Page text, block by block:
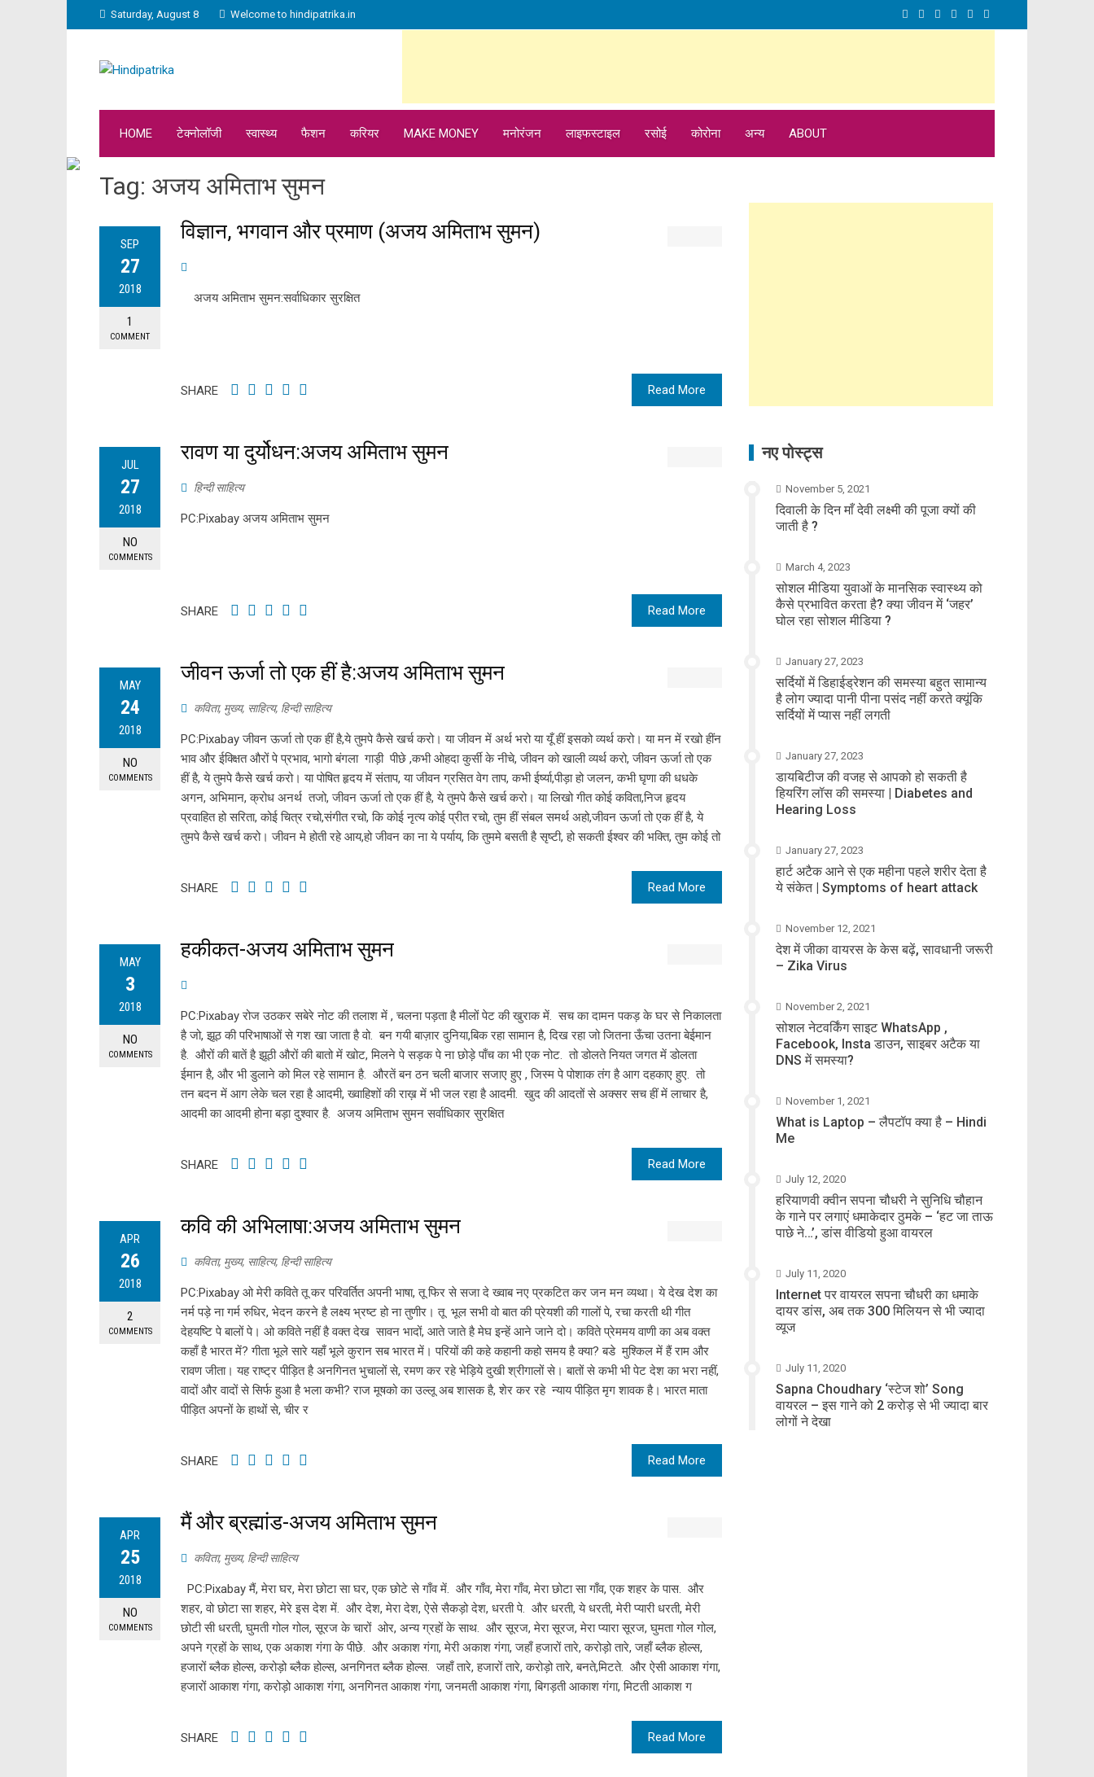
Saturday, August 8 Welcome to hindipatrika.in
HOME टेक्नोलॉजी स्वास्थ्य फैशन करियर MAKE MONEY मनोरंजन लाइफस्टाइल रसोई कोरोना अन्य ABOUT
Tag: अजय अमिताभ सुमन
SEP
27
2018
1
COMMENT
विज्ञान, भगवान और प्रमाण (अजय अमिताभ सुमन)
अजय अमिताभ सुमन:सर्वाधिकार सुरक्षित
Read More
SHARE
JUL
27
2018
NO
COMMENTS
रावण या दुर्योधन:अजय अमिताभ सुमन
हिन्दी साहित्य
PC:Pixabay अजय अमिताभ सुमन
Read More
SHARE
MAY
24
2018
NO
COMMENTS
जीवन ऊर्जा तो एक हीं है:अजय अमिताभ सुमन
कविता, मुख्य, साहित्य, हिन्दी साहित्य
PC:Pixabay जीवन ऊर्जा तो एक हीं है,ये तुमपे कैसे खर्च करो। या जीवन में अर्थ भरो या यूँ हीं इसको व्यर्थ करो। या मन में रखो हींन
भाव और ईक्क्षित औरों पे प्रभाव, भागो बंगला गाड़ी पीछे ,कभी ओहदा कुर्सी के नीचे, जीवन को खाली व्यर्थ करो, जीवन ऊर्जा तो एक
हीं है, ये तुमपे कैसे खर्च करो। या पोषित हृदय में संताप, या जीवन ग्रसित वेग ताप, कभी ईर्ष्या,पीड़ा हो जलन, कभी घृणा की धधके
अगन, अभिमान, क्रोध अनर्थ तजो, जीवन ऊर्जा तो एक हीं है, ये तुमपे कैसे खर्च करो। या लिखो गीत कोई कविता,निज हृदय
प्रवाहित हो सरिता, कोई चित्र रचो,संगीत रचो, कि कोई नृत्य कोई प्रीत रचो, तुम हीं संबल समर्थ अहो,जीवन ऊर्जा तो एक हीं है, ये
तुमपे कैसे खर्च करो। जीवन मे होती रहे आय,हो जीवन का ना ये पर्याय, कि तुममे बसती है सृष्टी, हो सकती ईश्वर की भक्ति, तुम कोई तो
Read More
SHARE
MAY
3
2018
NO
COMMENTS
हकीकत-अजय अमिताभ सुमन
PC:Pixabay रोज उठकर सबेरे नोट की तलाश में , चलना पड़ता है मीलों पेट की खुराक में. सच का दामन पकड़ के घर से निकालता
है जो, झूठ की परिभाषाओं से गश खा जाता है वो. बन गयी बाज़ार दुनिया,बिक रहा सामान है, दिख रहा जो जितना ऊँचा उतना बेईमान
है. औरों की बातें है झूठी औरों की बातो में खोट, मिलने पे सड़क पे ना छोड़े पाँच का भी एक नोट. तो डोलते नियत जगत में डोलता
ईमान है, और भी डुलाने को मिल रहे सामान है. औरतें बन ठन चली बाजार सजाए हुए , जिस्म पे पोशाक तंग है आग दहकाए हुए. तो
तन बदन में आग लेके चल रहा है आदमी, ख्वाहिशों की राख़ में भी जल रहा है आदमी. खुद की आदतों से अक्सर सच हीं में लाचार है,
आदमी का आदमी होना बड़ा दुश्वार है. अजय अमिताभ सुमन सर्वाधिकार सुरक्षित
Read More
SHARE
APR
26
2018
2
COMMENTS
कवि की अभिलाषा:अजय अमिताभ सुमन
कविता, मुख्य, साहित्य, हिन्दी साहित्य
PC:Pixabay ओ मेरी कविते तू कर परिवर्तित अपनी भाषा, तू फिर से सजा दे ख्वाब नए प्रकटित कर जन मन व्यथा। ये देख देश का
नर्म पड़े ना गर्म रुधिर, भेदन करने है लक्ष्य भ्रष्ट हो ना तुणीर। तू भूल सभी वो बात की प्रेयशी की गालों पे, रचा करती थी गीत
देहयष्टि पे बालों पे। ओ कविते नहीं है वक्त देख सावन भादों, आते जाते है मेघ इन्हें आने जाने दो। कविते प्रेममय वाणी का अब वक्त
कहाँ है भारत में? गीता भूले सारे यहाँ भूले कुरान सब भारत में। परियों की कहे कहानी कहो समय है क्या? बडे मुश्किल में हैं राम और
रावण जीता। यह राष्ट्र पीड़ित है अनगिनत भुचालों से, रमण कर रहे भेड़िये दुखी श्रीगालों से। बातों से कभी भी पेट देश का भरा नहीं,
वादों और वादों से सिर्फ हुआ है भला कभी? राज मूषको का उल्लू अब शासक है, शेर कर रहे न्याय पीड़ित मृग शावक है। भारत माता
पीड़ित अपनों के हाथों से, चीर र
Read More
SHARE
APR
25
2018
NO
COMMENTS
मैं और ब्रह्मांड-अजय अमिताभ सुमन
कविता, मुख्य, हिन्दी साहित्य
PC:Pixabay मैं, मेरा घर, मेरा छोटा सा घर, एक छोटे से गाँव में. और गाँव, मेरा गाँव, मेरा छोटा सा गाँव, एक शहर के पास. और
शहर, वो छोटा सा शहर, मेरे इस देश में. और देश, मेरा देश, ऐसे सैकड़ो देश, धरती पे. और धरती, ये धरती, मेरी प्यारी धरती, मेरी
छोटी सी धरती, घुमती गोल गोल, सूरज के चारों ओर, अन्य ग्रहों के साथ. और सूरज, मेरा सूरज, मेरा प्यारा सूरज, घुमता गोल गोल,
अपने ग्रहों के साथ, एक अकाश गंगा के पीछे. और अकाश गंगा, मेरी अकाश गंगा, जहाँ हजारों तारे, करोड़ो तारे, जहाँ ब्लैक होल्स,
हजारों ब्लैक होल्स, करोड़ो ब्लैक होल्स, अनगिनत ब्लैक होल्स. जहाँ तारे, हजारों तारे, करोड़ो तारे, बनते,मिटते. और ऐसी आकाश गंगा,
हजारों आकाश गंगा, करोड़ो आकाश गंगा, अनगिनत आकाश गंगा, जनमती आकाश गंगा, बिगड़ती आकाश गंगा, मिटती आकाश ग
Read More
SHARE
नए पोस्ट्स
November 5, 2021
दिवाली के दिन माँ देवी लक्ष्मी की पूजा क्यों की
जाती है ?
March 4, 2023
सोशल मीडिया युवाओं के मानसिक स्वास्थ्य को
कैसे प्रभावित करता है? क्या जीवन में ‘जहर’
घोल रहा सोशल मीडिया ?
January 27, 2023
सर्दियों में डिहाईड्रेशन की समस्या बहुत सामान्य
है लोग ज्यादा पानी पीना पसंद नहीं करते क्यूंकि
सर्दियों में प्यास नहीं लगती
January 27, 2023
डायबिटीज की वजह से आपको हो सकती है
हियरिंग लॉस की समस्या | Diabetes and
Hearing Loss
January 27, 2023
हार्ट अटैक आने से एक महीना पहले शरीर देता है
ये संकेत | Symptoms of heart attack
November 12, 2021
देश में जीका वायरस के केस बढ़ें, सावधानी जरूरी
– Zika Virus
November 2, 2021
सोशल नेटवर्किंग साइट WhatsApp ,
Facebook, Insta डाउन, साइबर अटैक या
DNS में समस्या?
November 1, 2021
What is Laptop – लैपटॉप क्या है – Hindi
Me
July 12, 2020
हरियाणवी क्वीन सपना चौधरी ने सुनिधि चौहान
के गाने पर लगाएं धमाकेदार ठुमके – ‘हट जा ताऊ
पाछे ने…’, डांस वीडियो हुआ वायरल
July 11, 2020
Internet पर वायरल सपना चौधरी का धमाके
दायर डांस, अब तक 300 मिलियन से भी ज्यादा
व्यूज
July 11, 2020
Sapna Choudhary ‘स्टेज शो’ Song
वायरल – इस गाने को 2 करोड़ से भी ज्यादा बार
लोगों ने देखा